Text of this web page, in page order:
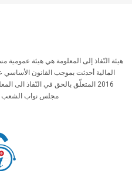
هيئة النّفاذ إلى المعلومة هي هيئة عمومية
2016 المتعلّق بالحق في النّفاذ
مجلس نواب الشعب في 18